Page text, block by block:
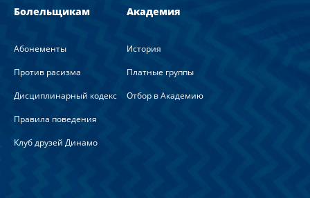
Болельщикам
Абонементы
Против расизма
Дисциплинарный кодекс
Правила поведения
Клуб друзей Динамо
Академия
История
Платные группы
Отбор в Академию